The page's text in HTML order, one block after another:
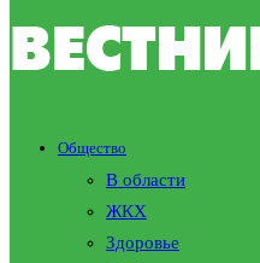
Общество
В области
ЖКХ
Здоровье